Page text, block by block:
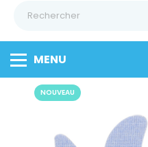
MENU
NOUVEAU